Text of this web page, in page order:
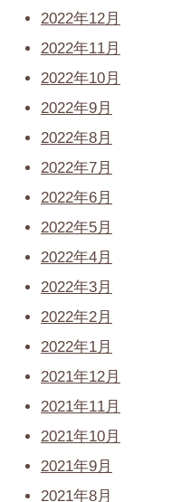
2022年12月
2022年11月
2022年10月
2022年9月
2022年8月
2022年7月
2022年6月
2022年5月
2022年4月
2022年3月
2022年2月
2022年1月
2021年12月
2021年11月
2021年10月
2021年9月
2021年8月